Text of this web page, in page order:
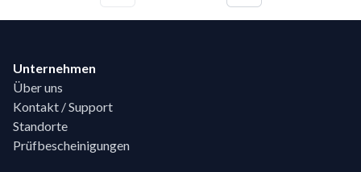
Unternehmen
Über uns
Kontakt / Support
Standorte
Prüfbescheinigungen